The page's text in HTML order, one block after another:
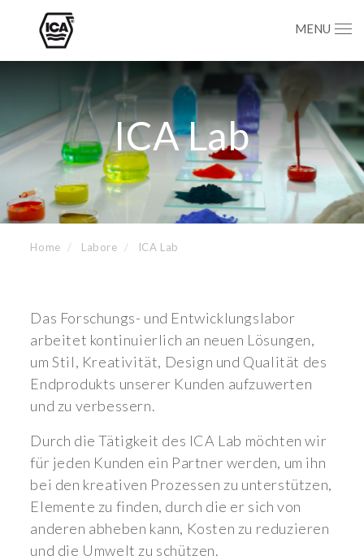
MENU
ICA Lab
Home Labore ICA Lab
Das Forschungs- und Entwicklungslabor
arbeitet kontinuierlich an neuen Lösungen,
um Stil, Kreativität, Design und Qualität des
Endprodukts unserer Kunden aufzuwerten
und zu verbessern.
Durch die Tätigkeit des ICA Lab möchten wir
für jeden Kunden ein Partner werden, um ihn
bei den kreativen Prozessen zu unterstützen,
Elemente zu finden, durch die er sich von
anderen abheben kann, Kosten zu reduzieren
und die Umwelt zu schützen.